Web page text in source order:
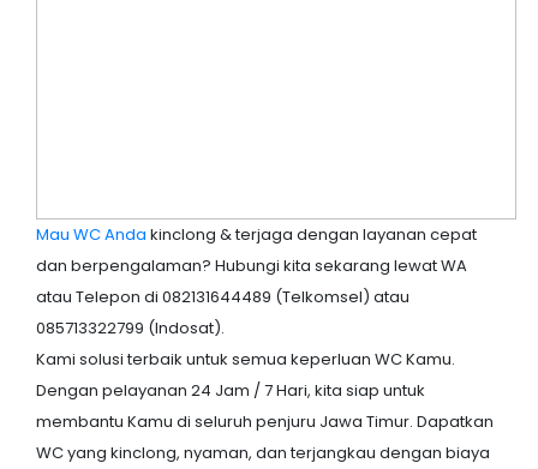
Mau WC Anda kinclong & terjaga dengan layanan cepat
dan berpengalaman? Hubungi kita sekarang lewat WA
atau Telepon di 082131644489 (Telkomsel) atau
085713322799 (Indosat).
Kami solusi terbaik untuk semua keperluan WC Kamu.
Dengan pelayanan 24 Jam / 7 Hari, kita siap untuk
membantu Kamu di seluruh penjuru Jawa Timur. Dapatkan
WC yang kinclong, nyaman, dan terjangkau dengan biaya